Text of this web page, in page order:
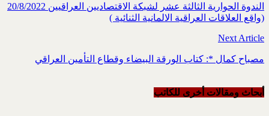
الندوة الحوارية الثالثة عشر لشبكة الاقتصاديين العراقيين 20/8/2022
(واقع العلاقات العراقية الالمانية الثنائية )
Next Article
مصباح كمال *: كتاب الورقة البيضاء وقطاع التأمين العراقي
أبحاث ومقالات أخرى للکاتب